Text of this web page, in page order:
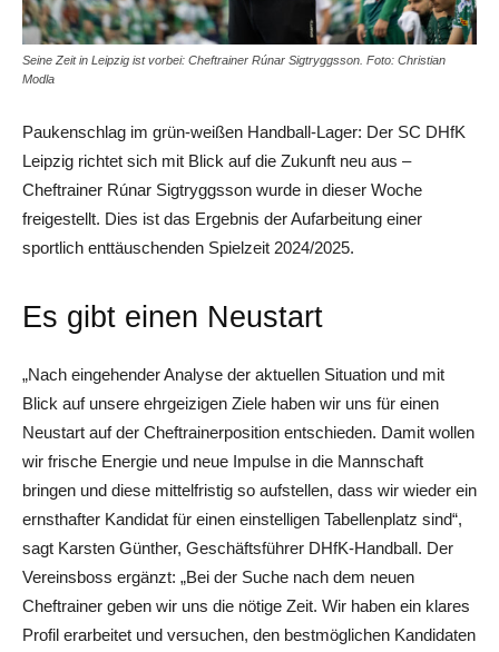
Seine Zeit in Leipzig ist vorbei: Cheftrainer Rúnar Sigtryggsson. Foto: Christian
Modla
Paukenschlag im grün-weißen Handball-Lager: Der SC DHfK
Leipzig richtet sich mit Blick auf die Zukunft neu aus –
Cheftrainer Rúnar Sigtryggsson wurde in dieser Woche
freigestellt. Dies ist das Ergebnis der Aufarbeitung einer
sportlich enttäuschenden Spielzeit 2024/2025.
Es gibt einen Neustart
„Nach eingehender Analyse der aktuellen Situation und mit
Blick auf unsere ehrgeizigen Ziele haben wir uns für einen
Neustart auf der Cheftrainerposition entschieden. Damit wollen
wir frische Energie und neue Impulse in die Mannschaft
bringen und diese mittelfristig so aufstellen, dass wir wieder ein
ernsthafter Kandidat für einen einstelligen Tabellenplatz sind“,
sagt Karsten Günther, Geschäftsführer DHfK-Handball. Der
Vereinsboss ergänzt: „Bei der Suche nach dem neuen
Cheftrainer geben wir uns die nötige Zeit. Wir haben ein klares
Profil erarbeitet und versuchen, den bestmöglichen Kandidaten